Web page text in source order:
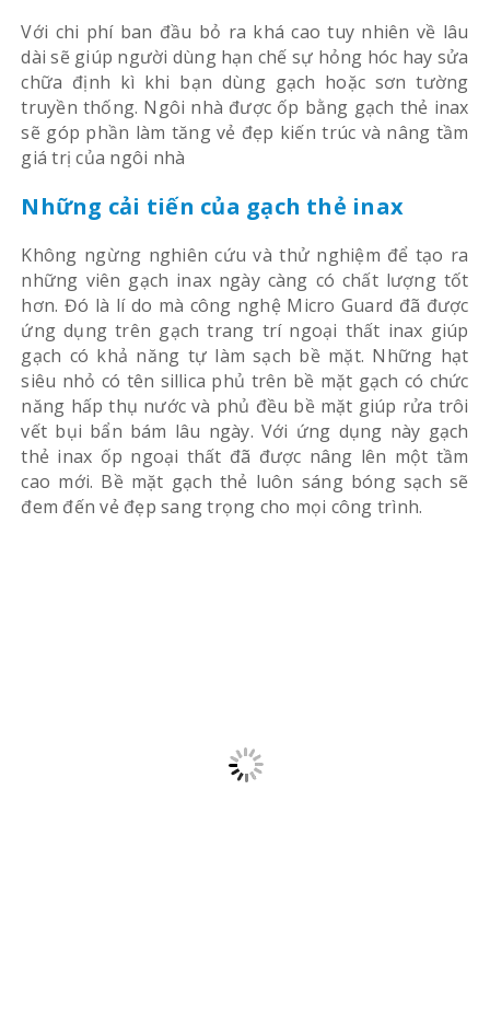
Với chi phí ban đầu bỏ ra khá cao tuy nhiên về lâu
dài sẽ giúp người dùng hạn chế sự hỏng hóc hay sửa
chữa định kì khi bạn dùng gạch hoặc sơn tường
truyền thống. Ngôi nhà được ốp bằng gạch thẻ inax
sẽ góp phần làm tăng vẻ đẹp kiến trúc và nâng tầm
giá trị của ngôi nhà
Những cải tiến của gạch thẻ inax
Không ngừng nghiên cứu và thử nghiệm để tạo ra
những viên gạch inax ngày càng có chất lượng tốt
hơn. Đó là lí do mà công nghệ Micro Guard đã được
ứng dụng trên gạch trang trí ngoại thất inax giúp
gạch có khả năng tự làm sạch bề mặt. Những hạt
siêu nhỏ có tên sillica phủ trên bề mặt gạch có chức
năng hấp thụ nước và phủ đều bề mặt giúp rửa trôi
vết bụi bẩn bám lâu ngày. Với ứng dụng này gạch
thẻ inax ốp ngoại thất đã được nâng lên một tầm
cao mới. Bề mặt gạch thẻ luôn sáng bóng sạch sẽ
đem đến vẻ đẹp sang trọng cho mọi công trình.